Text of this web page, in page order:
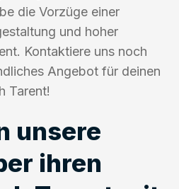
die Vorzüge einer
und hoher
Kontaktiere uns noch
Angebot für deinen
Tarent!
unsere
ihren